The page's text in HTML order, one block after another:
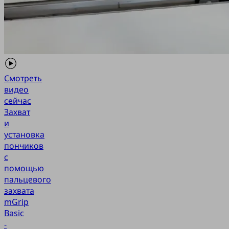
Смотреть
видео
сейчас
Захват
и
установка
пончиков
с
помощью
пальцевого
захвата
mGrip
Basic
-